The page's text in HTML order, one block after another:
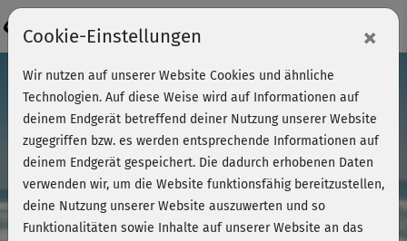
Cookie-Einstellungen ×
Wir nutzen auf unserer Website Cookies und ähnliche
Technologien. Auf diese Weise wird auf Informationen auf
deinem Endgerät betreffend deiner Nutzung unserer Website
zugegriffen bzw. es werden entsprechende Informationen auf
deinem Endgerät gespeichert. Die dadurch erhobenen Daten
verwenden wir, um die Website funktionsfähig bereitzustellen,
deine Nutzung unserer Website auszuwerten und so
Funktionalitäten sowie Inhalte auf unserer Website an das